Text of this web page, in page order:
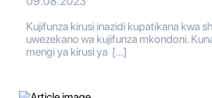
Kujifunza kirusi inazidi kupatikana kwa
uwezekano wa kujifunza mkondoni.
mengi ya kirusi ya […]